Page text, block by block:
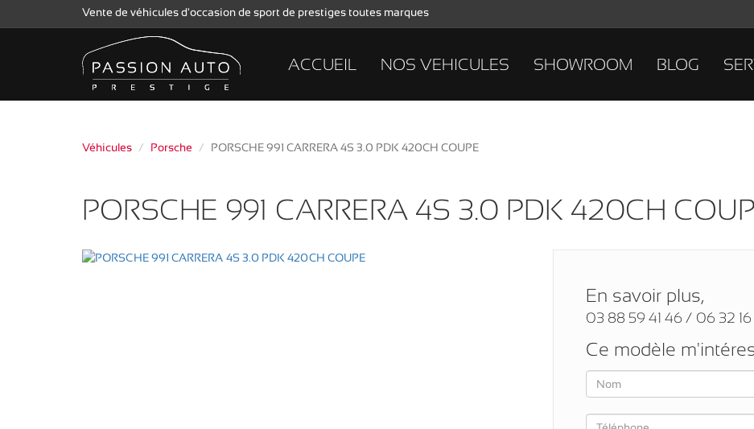
Vente de véhicules d'occasion de sport de prestiges toutes marques
ACCUEIL NOS VEHICULES SHOWROOM BLOG
Véhicules Porsche PORSCHE 991 CARRERA 4S 3.0 PDK 420CH COUPE
PORSCHE 991 CARRERA 4S 3.0 PDK 420CH
En savoir plus,
03 88 59 41 46 / 06 32
Ce modèle